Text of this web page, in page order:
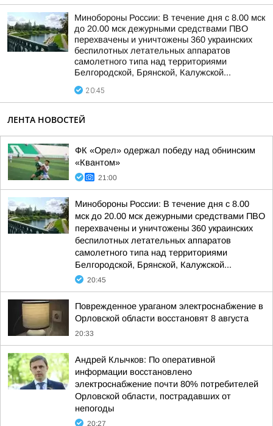
Минобороны России: В течение дня с 8.00 мск
до 20.00 мск дежурными средствами ПВО
перехвачены и уничтожены 360 украинских
беспилотных летательных аппаратов
самолетного типа над территориями
Белгородской, Брянской, Калужской...
20:45
ЛЕНТА НОВОСТЕЙ
ФК «Орел» одержал победу над обнинским
«Квантом»
21:00
Минобороны России: В течение дня с 8.00
мск до 20.00 мск дежурными средствами ПВО
перехвачены и уничтожены 360 украинских
беспилотных летательных аппаратов
самолетного типа над территориями
Белгородской, Брянской, Калужской...
20:45
Поврежденное ураганом электроснабжение в
Орловской области восстановят 8 августа
20:33
Андрей Клычков: По оперативной
информации восстановлено
электроснабжение почти 80% потребителей
Орловской области, пострадавших от
непогоды
20:27